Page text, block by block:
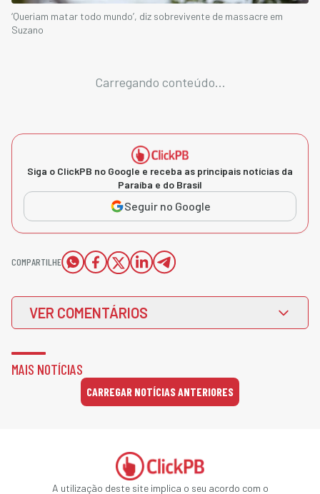
‘Queriam matar todo mundo’, diz sobrevivente de massacre em
Suzano
Carregando conteúdo...
Siga o ClickPB no Google e receba as principais notícias da
Paraíba e do Brasil
Seguir no Google
COMPARTILHE
VER COMENTÁRIOS
MAIS NOTÍCIAS
CARREGAR NOTÍCIAS ANTERIORES
A utilização deste site implica o seu acordo com o